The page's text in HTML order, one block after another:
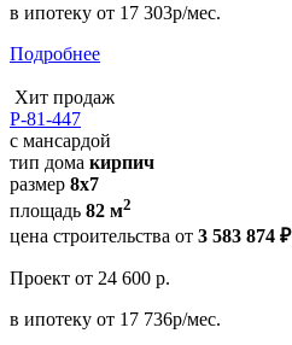
в ипотеку от 17 303р/мес.
Подробнее
Хит продаж
Р-81-447
с мансардой
тип дома кирпич
размер 8х7
площадь 82 м2
цена строительства от 3 583 874 ₽
Проект от 24 600 р.
в ипотеку от 17 736р/мес.